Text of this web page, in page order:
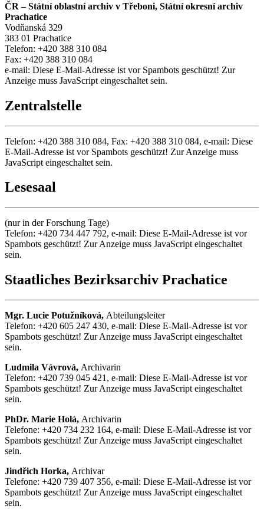
ČR – Státní oblastní archiv v Třeboni, Státní okresní archiv
Prachatice
Vodňanská 329
383 01 Prachatice
Telefon: +420 388 310 084
Fax: +420 388 310 084
e-mail: Diese E-Mail-Adresse ist vor Spambots geschützt! Zur
Anzeige muss JavaScript eingeschaltet sein.
Zentralstelle
Telefon: +420 388 310 084, Fax: +420 388 310 084, e-mail: Diese
E-Mail-Adresse ist vor Spambots geschützt! Zur Anzeige muss
JavaScript eingeschaltet sein.
Lesesaal
(nur in der Forschung Tage)
Telefon: +420 734 447 792, e-mail: Diese E-Mail-Adresse ist vor
Spambots geschützt! Zur Anzeige muss JavaScript eingeschaltet
sein.
Staatliches Bezirksarchiv Prachatice
Mgr. Lucie Potužníková, Abteilungsleiter
Telefon: +420 605 247 430, e-mail: Diese E-Mail-Adresse ist vor
Spambots geschützt! Zur Anzeige muss JavaScript eingeschaltet
sein.
Ludmila Vávrová, Archivarin
Telefon: +420 739 045 421, e-mail: Diese E-Mail-Adresse ist vor
Spambots geschützt! Zur Anzeige muss JavaScript eingeschaltet
sein.
PhDr. Marie Holá, Archivarin
Telefone: +420 734 232 164, e-mail: Diese E-Mail-Adresse ist vor
Spambots geschützt! Zur Anzeige muss JavaScript eingeschaltet
sein.
Jindřich Horka, Archivar
Telefone: +420 739 407 356, e-mail: Diese E-Mail-Adresse ist vor
Spambots geschützt! Zur Anzeige muss JavaScript eingeschaltet
sein.